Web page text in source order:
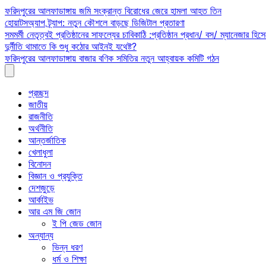
Skip
to
content
ফরিদপুরের আলফাডাঙ্গায় জমি সংক্রান্ত বিরোধের জেরে হামলা আহত তিন
হোয়াটসঅ্যাপ ট্র্যাপ: নতুন কৌশলে বাড়ছে ডিজিটাল প্রতারণা
সমমর্মী নেতৃত্বই প্রতিষ্ঠানের সাফল্যের চাবিকাঠি :প্রতিষ্ঠান প্রধান/ বস/ ম্যানেজার
দুর্নীতি থামাতে কি শুধু কঠোর আইনই যথেষ্ট?
ফরিদপুরের আলফাডাঙ্গায় বাজার বণিক সমিতির নতুন আহ্বায়ক কমিটি গঠন
প্রচ্ছদ
জাতীয়
রাজনীতি
অর্থনীতি
আন্তর্জাতিক
খেলাধুলা
বিনোদন
বিজ্ঞান ও প্রযুক্তি
দেশজুড়ে
আর্কাইভ
আর এম জি জোন
ই পি জেড জোন
অন্যান্য
ভিন্ন ধরণ
ধর্ম ও শিক্ষা